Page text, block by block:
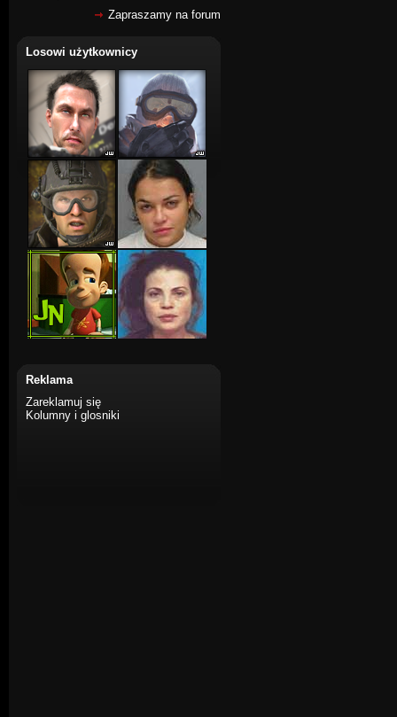
Zapraszamy na forum
Losowi użytkownicy
Reklama
Zareklamuj się
Kolumny i glosniki